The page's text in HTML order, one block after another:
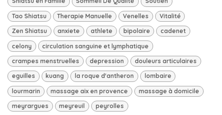
Tao Shiatsu Therapie Manuelle Venelles Vitalité
Zen Shiatsu anxiete athlete bipolaire cadenet
celony circulation sanguine et lymphatique
crampes menstruelles depression douleurs articulaires
eguilles kuang la roque d'antheron lombaire
lourmarin massage aix en provence massage à domicile
meyrargues meyreuil peyrolles